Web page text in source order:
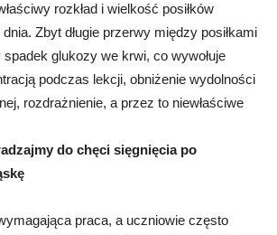
rozkład i wielkość posiłków
Zbyt długie przerwy między posiłkami
glukozy we krwi, co wywołuje
podczas lekcji, obniżenie wydolności
rozdrażnienie, a przez to niewłaściwe
do chęci sięgnięcia po
praca, a uczniowie często